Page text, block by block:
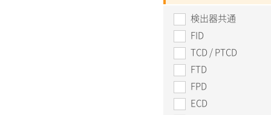
検出器共通
FID
TCD / PTCD
FTD
FPD
ECD